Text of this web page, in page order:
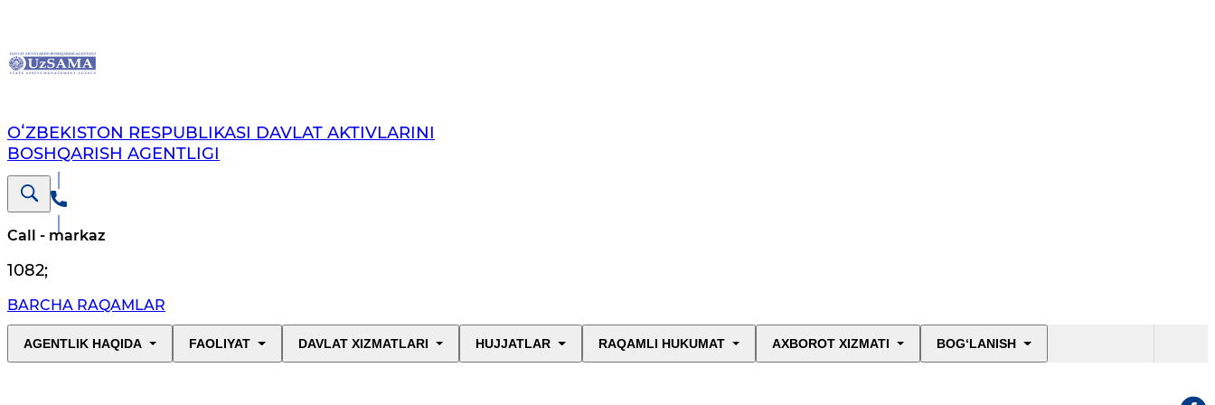
OʻZBEKISTON RESPUBLIKASI DAVLAT AKTIVLARINI
BOSHQARISH AGENTLIGI
Call - markaz
1082;
BARCHA RAQAMLAR
AGENTLIK HAQIDA FAOLIYAT DAVLAT XIZMATLARI HUJJATLAR RAQAMLI HUKUMAT AXBOROT XIZMATI BOG‘LANISH